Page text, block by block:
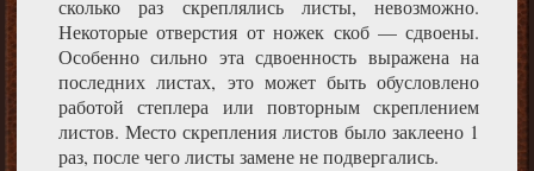
сколько раз скреплялись листы, невозможно.
Некоторые отверстия от ножек скоб — сдвоены.
Особенно сильно эта сдвоенность выражена на
последних листах, это может быть обусловлено
работой степлера или повторным скреплением
листов. Место скрепления листов было заклеено 1
раз, после чего листы замене не подвергались.